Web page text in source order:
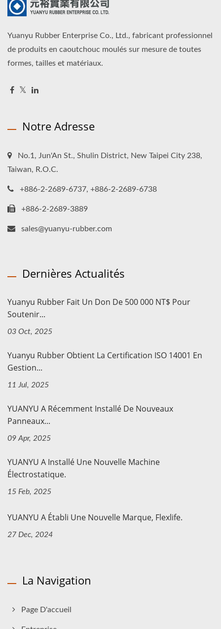
Yuanyu Rubber Enterprise Co., Ltd., fabricant professionnel
de produits en caoutchouc moulés sur mesure de toutes
formes, tailles et matériaux.
Notre Adresse
No.1, Jun'An St., Shulin District, New Taipei City 238,
Taiwan, R.O.C.
+886-2-2689-6737, +886-2-2689-6738
+886-2-2689-3889
sales@yuanyu-rubber.com
Dernières Actualités
Yuanyu Rubber Fait Un Don De 500 000 NT$ Pour
Soutenir...
03 Oct, 2025
Yuanyu Rubber Obtient La Certification ISO 14001 En
Gestion...
11 Jul, 2025
YUANYU A Récemment Installé De Nouveaux
Panneaux...
09 Apr, 2025
YUANYU A Installé Une Nouvelle Machine
Électrostatique.
15 Feb, 2025
YUANYU A Établi Une Nouvelle Marque, Flexlife.
27 Dec, 2024
La Navigation
Page D'accueil